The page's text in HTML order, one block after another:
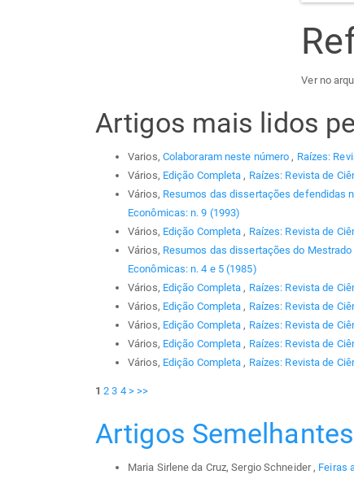
Ver no
Artigos mais lidos
Varios, Colaboraram neste número, Raízes:
Vários, Edição Completa, Raízes: Revista de
Vários, Resumos das dissertações defendidas
Econômicas: n. 9 (1993)
Vários, Edição Completa, Raízes: Revista de
Vários, Resumos das dissertações do
Econômicas: n. 4 e 5 (1985)
Vários, Edição Completa, Raízes: Revista de
Vários, Edição Completa, Raízes: Revista de
Vários, Edição Completa, Raízes: Revista de
Vários, Edição Completa, Raízes: Revista de
Vários, Edição Completa, Raízes: Revista de
1 2 3 4 > >>
Artigos Semelhantes
Maria Sirlene da Cruz, Sergio Schneider , Feiras